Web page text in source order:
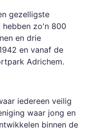
gezelligste
hebben zo'n 800
en drie
en vanaf de
Adrichem.
iedereen veilig
waar jong en
binnen de